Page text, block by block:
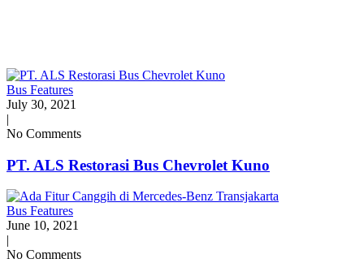
Bus Features
July 30, 2021
|
No Comments
PT. ALS Restorasi Bus Chevrolet Kuno
Bus Features
June 10, 2021
|
No Comments